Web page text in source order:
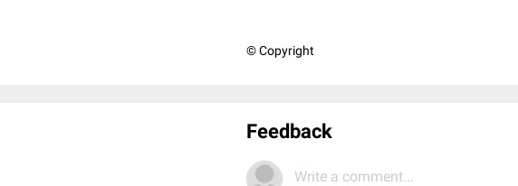
© Copyright
Feedback
Write a comment...